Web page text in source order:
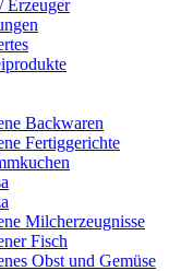
Erzeuger
Backwaren
Fertiggerichte
Milcherzeugnisse
Fisch
Obst und Gemüse